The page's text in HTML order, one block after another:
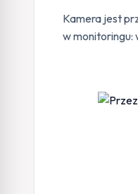
Kamera jest
w monitoringu: